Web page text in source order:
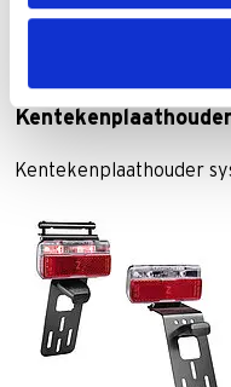
Kentekenplaathouder